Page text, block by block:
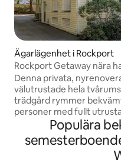
Ägarlägenhet i Rockport
Rockport Getaway nära
och centrum
Denna privata,
välutrustade hela
trädgård rymmer
personer med fullt
badrum, tvättmaskin/
central
beläget, bara några steg
Harbor, restauranger,
Populära